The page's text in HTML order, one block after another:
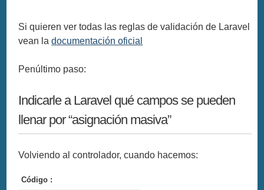
Si quieren ver todas las reglas de validación de Laravel
vean ladocumentación oficial
Penúltimo paso:
Indicarle a Laravel qué campos se pueden
llenar por “asignación masiva”
Volviendo al controlador, cuando hacemos:
Código :